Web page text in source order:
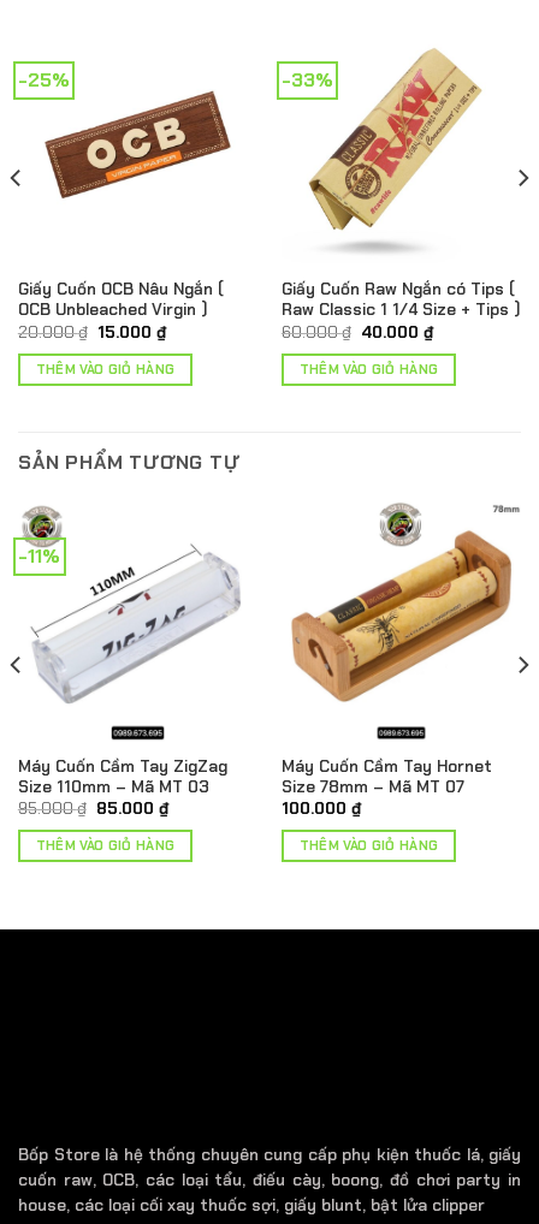
-25%
Giấy Cuốn OCB Nâu Ngắn (
OCB Unbleached Virgin )
20.000₫ Giá
là:
20.000 ₫.
15.000 ₫Giá
hiện
tại
là:
THÊM VÀO GIỎ HÀNG
-33%
Giấy Cuốn Raw Ngắn có Tips (
Raw Classic 1 1/4 Size + Tips )
60.000₫ Giá
là:
60.000 ₫.
40.000 ₫Giá
hiện
tại
là:
THÊM VÀO GIỎ HÀNG
SẢN PHẨM TƯƠNG TỰ
-11%
Máy Cuốn Cầm Tay ZigZag
Size 110mm – Mã MT 03
95.000₫ Giá
là:
95.000 ₫.
85.000 ₫Giá
hiện
tại
là:
THÊM VÀO GIỎ HÀNG
Máy Cuốn Cầm Tay Hornet
Size 78mm – Mã MT 07
100.000 ₫
THÊM VÀO GIỎ HÀNG
Bốp Store là hệ thống chuyên cung cấp phụ kiện thuốc lá, giấy
cuốn raw, OCB, các loại tẩu, điếu cày, boong, đồ chơi party in
house, các loại cối xay thuốc sợi, giấy blunt, bật lửa clipper